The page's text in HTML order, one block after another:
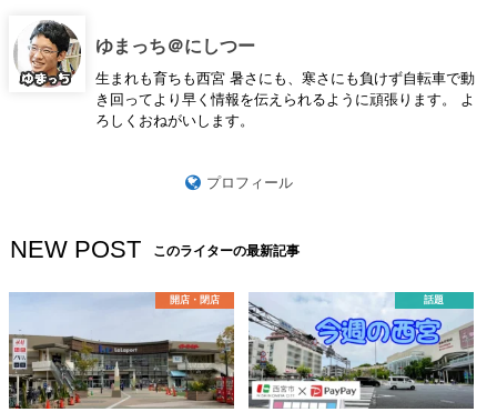
ゆまっち＠にしつー
生まれも育ちも西宮 暑さにも、寒さにも負けず自転車で動
き回ってより早く情報を伝えられるように頑張ります。 よ
ろしくおねがいします。
プロフィール
NEW POST このライターの最新記事
開店・閉店 話題